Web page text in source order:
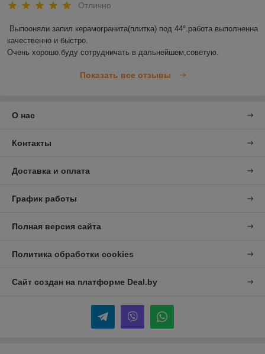
Отлично
Выпооняли запил керамогранита(плитка) под 44°.работа выполненна
качественно и быстро.
Очень хорошо.буду сотрудничать в дальнейшем,советую.
Показать все отзывы
О нас
Контакты
Доставка и оплата
График работы
Полная версия сайта
Политика обработки cookies
Сайт создан на платформе Deal.by